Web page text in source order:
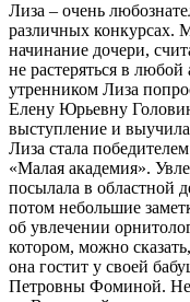
Лиза – очень
различных конкурсах.
начинание дочери,
не растеряться в
утренником Лиза
Елену Юрьевну
выступление и
Лиза стала
«Малая академия».
посылала в областной
потом небольшие
об увлечении
котором, можно
она гостит у своей
Петровны Фоминой.